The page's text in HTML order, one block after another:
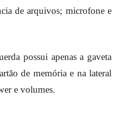
de arquivos; microfone e
possui apenas a gaveta
de memória e na lateral
e volumes.